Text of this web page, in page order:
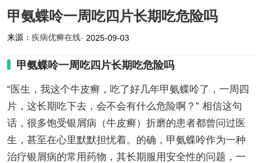
甲氨蝶呤一周吃四片长期吃危险吗
来源： 疾病优癣在线· 2025-09-03
甲氨蝶呤一周吃四片长期吃危险吗
“医生，我这个牛皮癣，吃了好几年甲氨蝶呤了，一周四
片，这长期吃下去，会不会有什么危险啊？” 相信这句
话，很多饱受银屑病（牛皮癣）折磨的患者都曾问过医
生，甚至在心里默默担忧着。的确，甲氨蝶呤作为一种
治疗银屑病的常用药物，其长期服用安全性的问题，一